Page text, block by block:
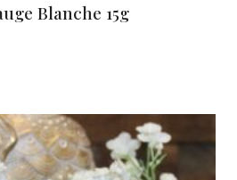
Blanche 15g